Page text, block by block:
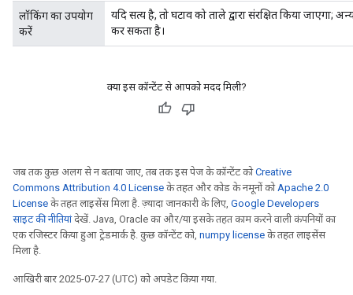
लॉकिंग का उपयोग
करें
यदि सत्य है, तो घटाव को ताले द्वारा संरक्षित किया जाएगा;
कर सकता है।
क्या इस कॉन्टेंट से आपको मदद मिली?
जब तक कुछ अलग से न बताया जाए, तब तक इस पेज के कॉन्टेंट कोCreative
Commons Attribution 4.0 License के तहत और कोड के नमूनों कोApache 2.0
License के तहत लाइसेंस मिला है. ज़्यादा जानकारी के लिए, Google Developers
साइट की नीतियांदेखें. Java, Oracle का और/या इसके तहत काम करने वाली कंपनियों का
एक रजिस्टर किया हुआ ट्रेडमार्क है. कुछ कॉन्टेंट को, numpy license के तहत लाइसेंस
मिला है.
आखिरी बार 2025-07-27 (UTC) को अपडेट किया गया.